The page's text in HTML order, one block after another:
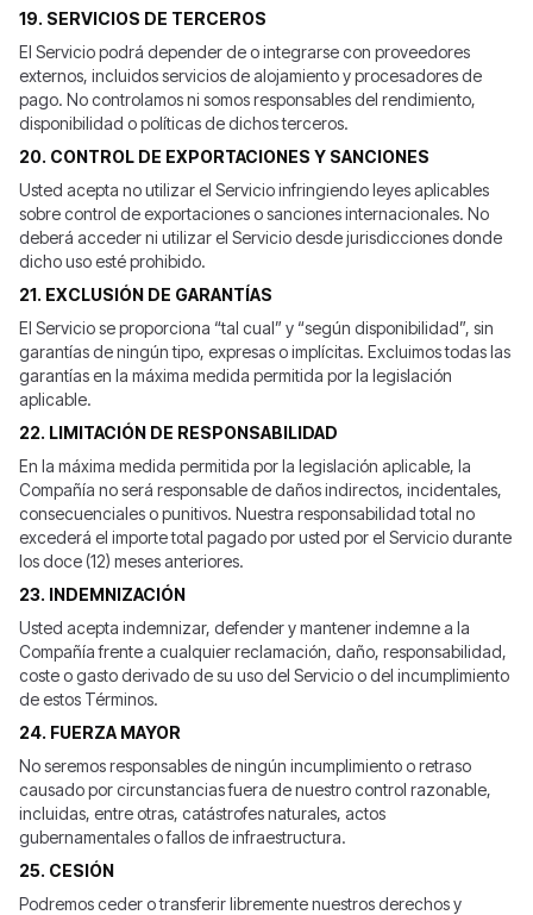
19. SERVICIOS DE TERCEROS
El Servicio podrá depender de o integrarse con proveedores
externos, incluidos servicios de alojamiento y procesadores de
pago. No controlamos ni somos responsables del rendimiento,
disponibilidad o políticas de dichos terceros.
20. CONTROL DE EXPORTACIONES Y SANCIONES
Usted acepta no utilizar el Servicio infringiendo leyes aplicables
sobre control de exportaciones o sanciones internacionales. No
deberá acceder ni utilizar el Servicio desde jurisdicciones donde
dicho uso esté prohibido.
21. EXCLUSIÓN DE GARANTÍAS
El Servicio se proporciona “tal cual” y “según disponibilidad”, sin
garantías de ningún tipo, expresas o implícitas. Excluimos todas las
garantías en la máxima medida permitida por la legislación
aplicable.
22. LIMITACIÓN DE RESPONSABILIDAD
En la máxima medida permitida por la legislación aplicable, la
Compañía no será responsable de daños indirectos, incidentales,
consecuenciales o punitivos. Nuestra responsabilidad total no
excederá el importe total pagado por usted por el Servicio durante
los doce (12) meses anteriores.
23. INDEMNIZACIÓN
Usted acepta indemnizar, defender y mantener indemne a la
Compañía frente a cualquier reclamación, daño, responsabilidad,
coste o gasto derivado de su uso del Servicio o del incumplimiento
de estos Términos.
24. FUERZA MAYOR
No seremos responsables de ningún incumplimiento o retraso
causado por circunstancias fuera de nuestro control razonable,
incluidas, entre otras, catástrofes naturales, actos
gubernamentales o fallos de infraestructura.
25. CESIÓN
Podremos ceder o transferir libremente nuestros derechos y